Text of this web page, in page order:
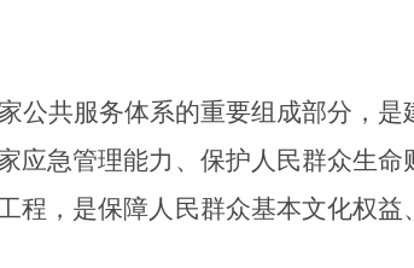
公共服务体系的重要组成部分，
应急管理能力、保护人民群众生
程，是保障人民群众基本文化权